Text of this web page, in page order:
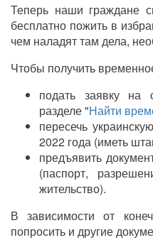
Теперь наши граждане
бесплатно пожить в
чем наладят там дела,
Чтобы получить
подать заявку на
разделе "Найти
пересечь
2022 года (иметь
предъявить
(паспорт,
жительство).
В зависимости от
попросить и другие